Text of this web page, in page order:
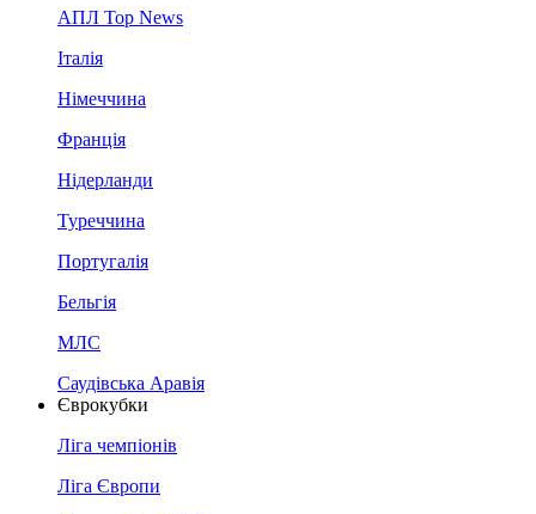
АПЛ Top News
Італія
Німеччина
Франція
Нідерланди
Туреччина
Португалія
Бельгія
МЛС
Саудівська Аравія
Єврокубки
Ліга чемпіонів
Ліга Європи